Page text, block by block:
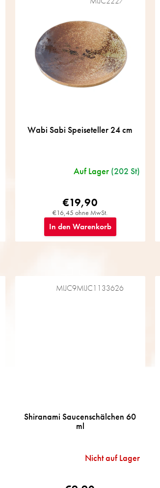
Wabi Sabi Speiseteller 24 cm
Auf Lager (202 St)
€16,45 ohne MwSt.
€19,90
In den Warenkorb
Shiranami Saucenschälchen 60
ml
Nicht auf Lager
MIJC9MIJC1133626